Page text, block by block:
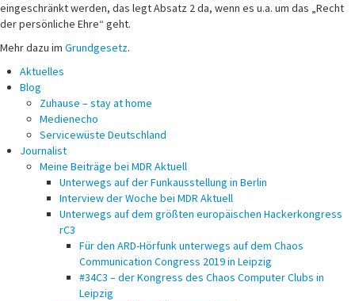
eingeschränkt werden, das legt Absatz 2 da, wenn es u.a. um das „Recht
der persönliche Ehre“ geht.
Mehr dazu im Grundgesetz.
Aktuelles
Blog
Zuhause – stay at home
Medienecho
Servicewüste Deutschland
Journalist
Meine Beiträge bei MDR Aktuell
Unterwegs auf der Funkausstellung in Berlin
Interview der Woche bei MDR Aktuell
Unterwegs auf dem größten europäischen Hackerkongress
rC3
Für den ARD-Hörfunk unterwegs auf dem Chaos
Communication Congress 2019 in Leipzig
#34C3 – der Kongress des Chaos Computer Clubs in
Leipzig